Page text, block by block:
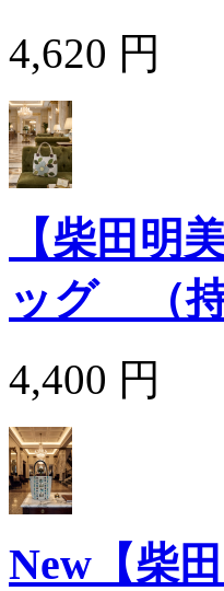
4,620 円
【柴田明
ッグ （
4,400 円
New【柴